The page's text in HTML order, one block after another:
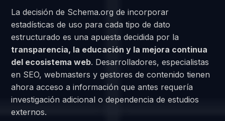
La decisión de Schema.org de incorporar
estadísticas de uso para cada tipo de dato
estructurado es una apuesta decidida por la
transparencia, la educación y la mejora continua
del ecosistema web. Desarrolladores, especialistas
en SEO, webmasters y gestores de contenido tienen
ahora acceso a información que antes requería
investigación adicional o dependencia de estudios
externos.